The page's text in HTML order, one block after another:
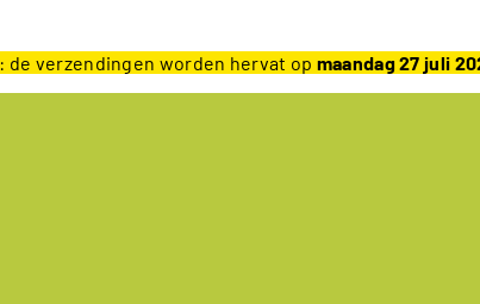
: de verzendingen worden hervat op maandag 27 juli